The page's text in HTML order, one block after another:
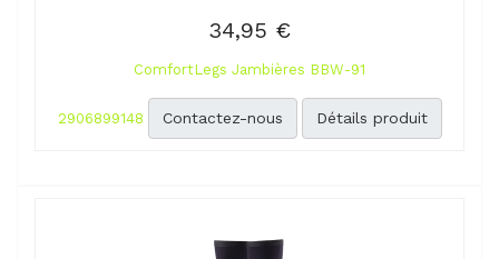
34,95 €
ComfortLegs Jambières BBW-91
2906899148 Contactez-nous Détails produit